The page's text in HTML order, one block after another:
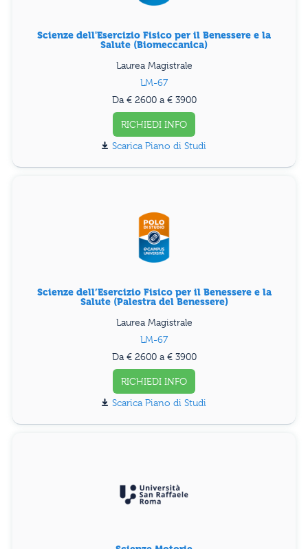
Scienze dell'Esercizio Fisico per il Benessere e la
Salute (Biomeccanica)
Laurea Magistrale
LM-67
Da € 2600 a € 3900
RICHIEDI INFO
Piano di Studi
Scienze dell’Esercizio Fisico per il Benessere e la
Salute (Palestra del Benessere)
Laurea Magistrale
LM-67
Da € 2600 a € 3900
RICHIEDI INFO
Piano di Studi